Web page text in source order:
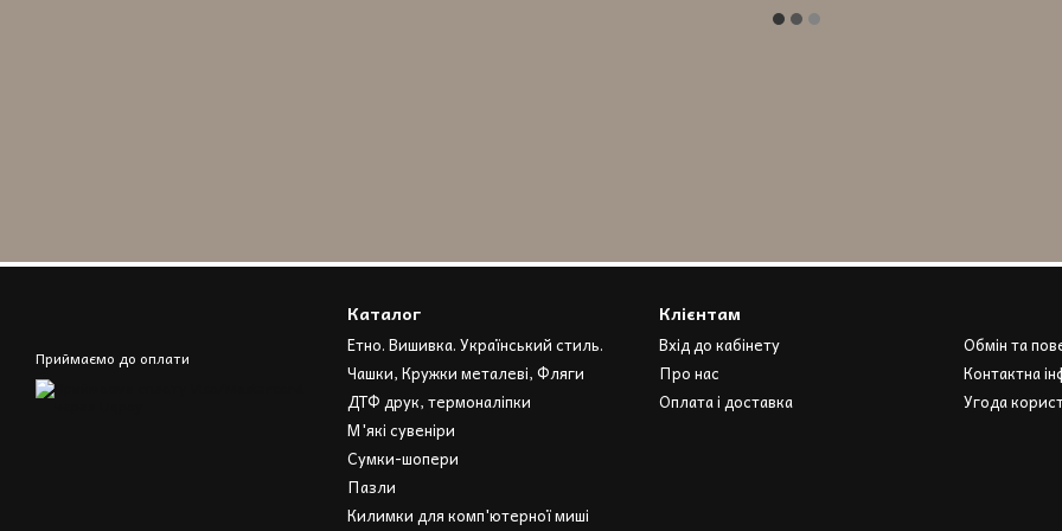
Приймаємо до оплати
Каталог
Етно. Вишивка. Український стиль.
Чашки, Кружки металеві, Фляги
ДТФ друк, термоналіпки
М'які сувеніри
Сумки-шопери
Пазли
Килимки для комп'ютерної миші
Клієнтам
Вхід до кабінету
Про нас
Оплата і доставка
Обмін та
Контактна
Угода